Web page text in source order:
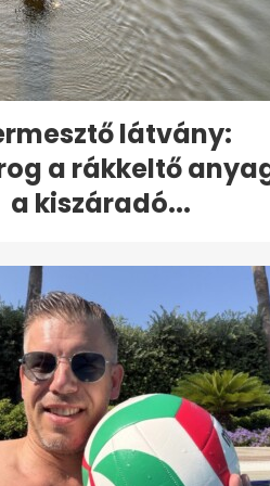
látvány:
a rákkeltő
a kiszáradó...